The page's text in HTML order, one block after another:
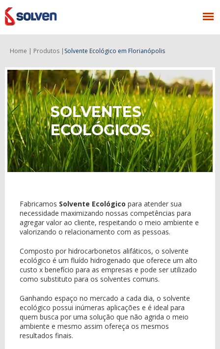
Home | Produtos | Solvente Ecológico em Florianópolis
SOLVENTES
ECOLÓGICOS
Fabricamos Solvente Ecológico para atender sua
necessidade maximizando nossas competências para
agregar valor ao cliente, respeitando o meio ambiente e
valorizando o relacionamento com as pessoas.
Composto por hidrocarbonetos alifáticos, o solvente
ecológico é um fluído hidrogenado que oferece um alto
custo x benefício para as empresas e pode ser utilizado
como substituto para os solventes comuns.
Ganhando espaço no mercado a cada dia, o solvente
ecológico possui inúmeras aplicações e é ideal para
quem busca por uma solução que não agrida o meio
ambiente e mesmo assim ofereça os mesmos
resultados finais.